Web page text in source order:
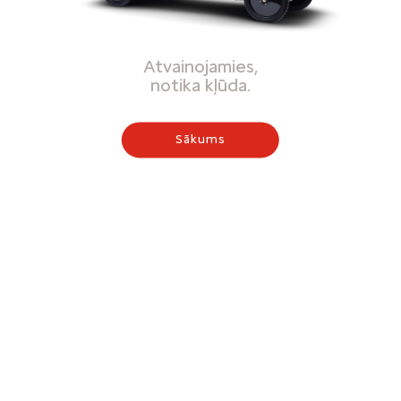
Atvainojamies,
notika kļūda.
Sākums